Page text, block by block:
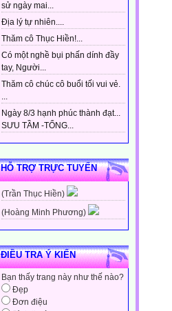
sử ngày mai...
Địa lý tự nhiên....
Thăm cô Thục Hiền!...
Có một nghề bụi phấn dính đầy
tay, Người...
Thăm cô chúc cô buổi tối vui vẻ.
...
Ngày 8/3 hạnh phúc thành đạt...
SƯU TẦM -TỔNG...
HỖ TRỢ TRỰC TUYẾN
(Trần Thục Hiền)
(Hoàng Minh Phương)
ĐIỀU TRA Ý KIẾN
Bạn thấy trang này như thế nào?
Đẹp
Đơn điệu